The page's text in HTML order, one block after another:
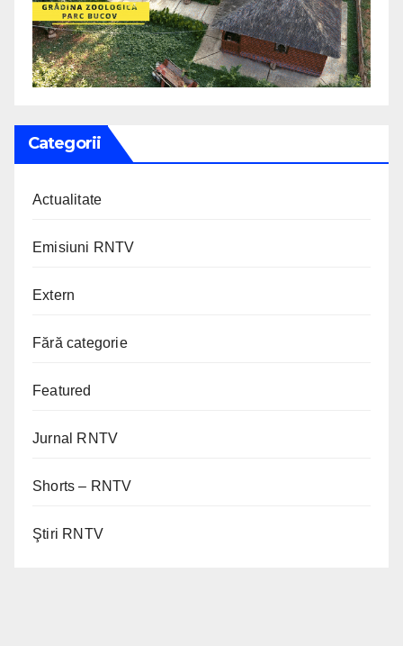
Categorii
Actualitate
Emisiuni RNTV
Extern
Fără categorie
Featured
Jurnal RNTV
Shorts – RNTV
Ştiri RNTV